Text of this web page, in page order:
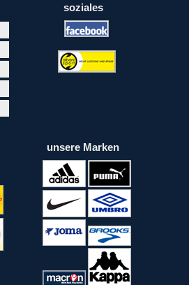
soziales
unsere Marken